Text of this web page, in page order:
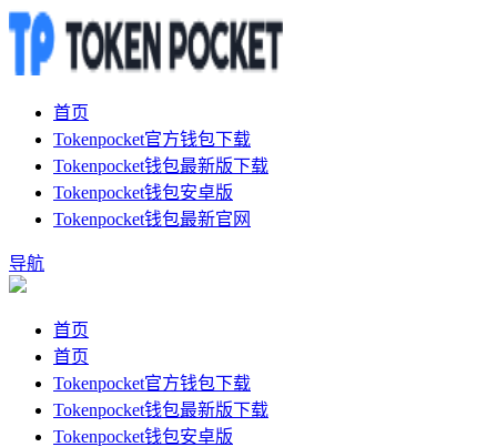
首页
Tokenpocket官方钱包下载
Tokenpocket钱包最新版下载
Tokenpocket钱包安卓版
Tokenpocket钱包最新官网
导航
首页
首页
Tokenpocket官方钱包下载
Tokenpocket钱包最新版下载
Tokenpocket钱包安卓版